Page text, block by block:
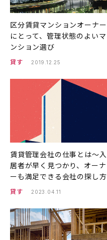
区分賃貸マンションオーナー
にとって、管理状態のよいマ
ンション選び
貸す 2019.12.25
賃貸管理会社の仕事とは〜入
居者が早く見つかり、オーナ
ーも満足できる会社の探し方
貸す 2023.04.11